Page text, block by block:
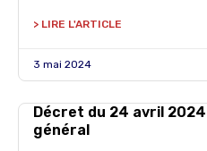
> LIRE L'ARTICLE
3 mai 2024
Décret du 24 avril
général